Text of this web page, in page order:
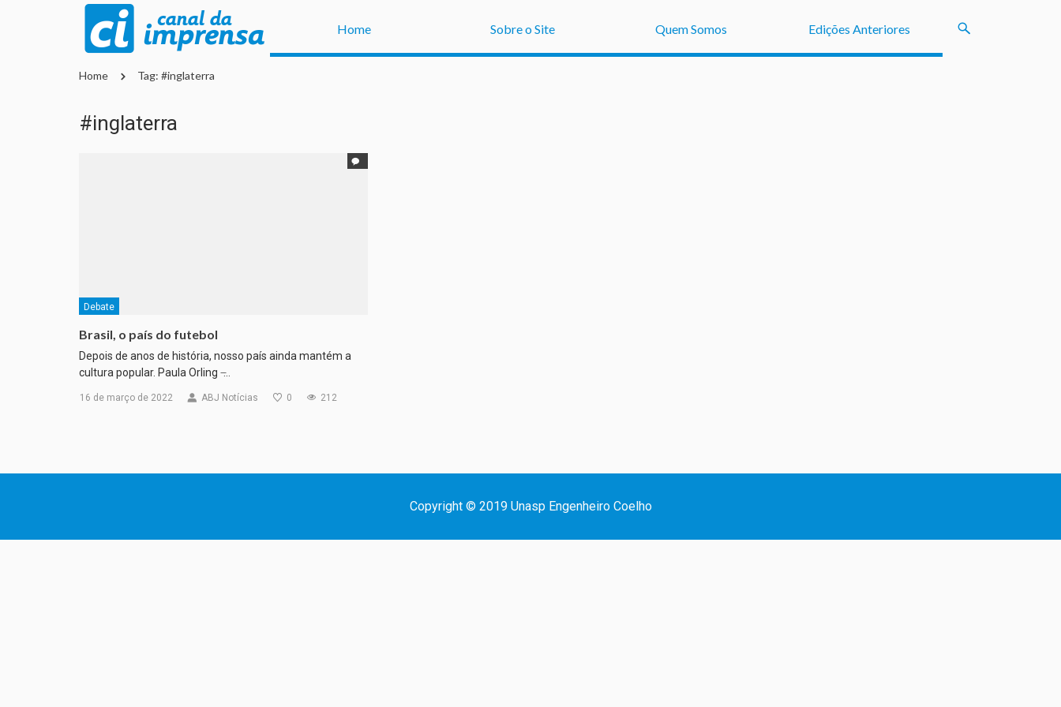
Home Sobre o Site Quem Somos Edições Anteriores
Home Tag: #inglaterra
#inglaterra
Debate
Brasil, o país do futebol
Depois de anos de história, nosso país ainda mantém a
cultura popular. Paula Orling ̶…
16 de março de 2022 ABJ Notícias 0 212
Copyright © 2019 Unasp Engenheiro Coelho